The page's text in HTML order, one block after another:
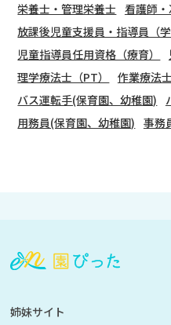
栄養士・管理栄養士 看護師
放課後児童支援員・指導員（学
児童指導員任用資格（療育）
理学療法士（PT）
作業療法
バス運転手(保育園、幼稚園)
用務員(保育園、幼稚園) 事務
登
姉妹サイト